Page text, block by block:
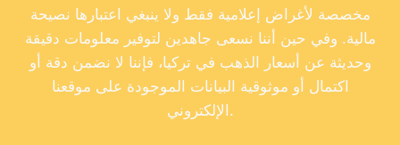
مخصصة لأغراض إعلامية فقط ولا ينبغي اعتبارها نصيحة
مالية. وفي حين أننا نسعى جاهدين لتوفير معلومات دقيقة
وحديثة عن أسعار الذهب في تركيا، فإننا لا نضمن دقة أو
اكتمال أو موثوقية البيانات الموجودة على موقعنا
الإلكتروني.